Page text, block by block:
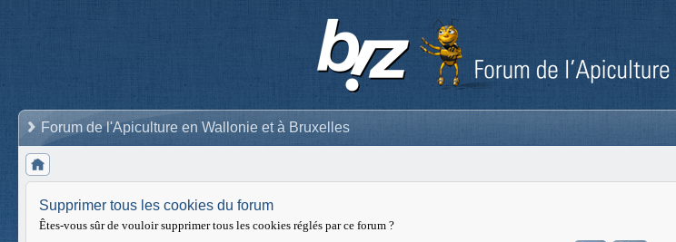
Forum de l'Apiculture en Wallonie et à Bruxelles
Supprimer tous les cookies du forum
Êtes-vous sûr de vouloir supprimer tous les cookies réglés par ce forum ?